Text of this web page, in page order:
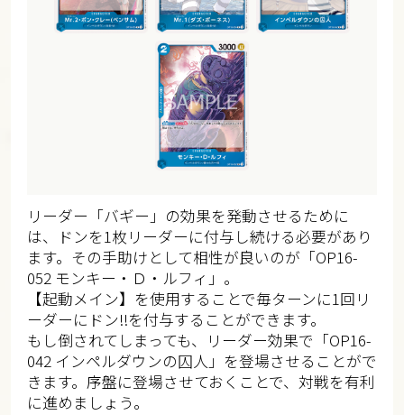
リーダー「バギー」の効果を発動させるために
は、ドンを1枚リーダーに付与し続ける必要があり
ます。その手助けとして相性が良いのが「OP16-
052 モンキー・Ｄ・ルフィ」。
【起動メイン】を使用することで毎ターンに1回リ
ーダーにドン!!を付与することができます。
もし倒されてしまっても、リーダー効果で「OP16-
042 インペルダウンの囚人」を登場させることがで
きます。序盤に登場させておくことで、対戦を有利
に進めましょう。